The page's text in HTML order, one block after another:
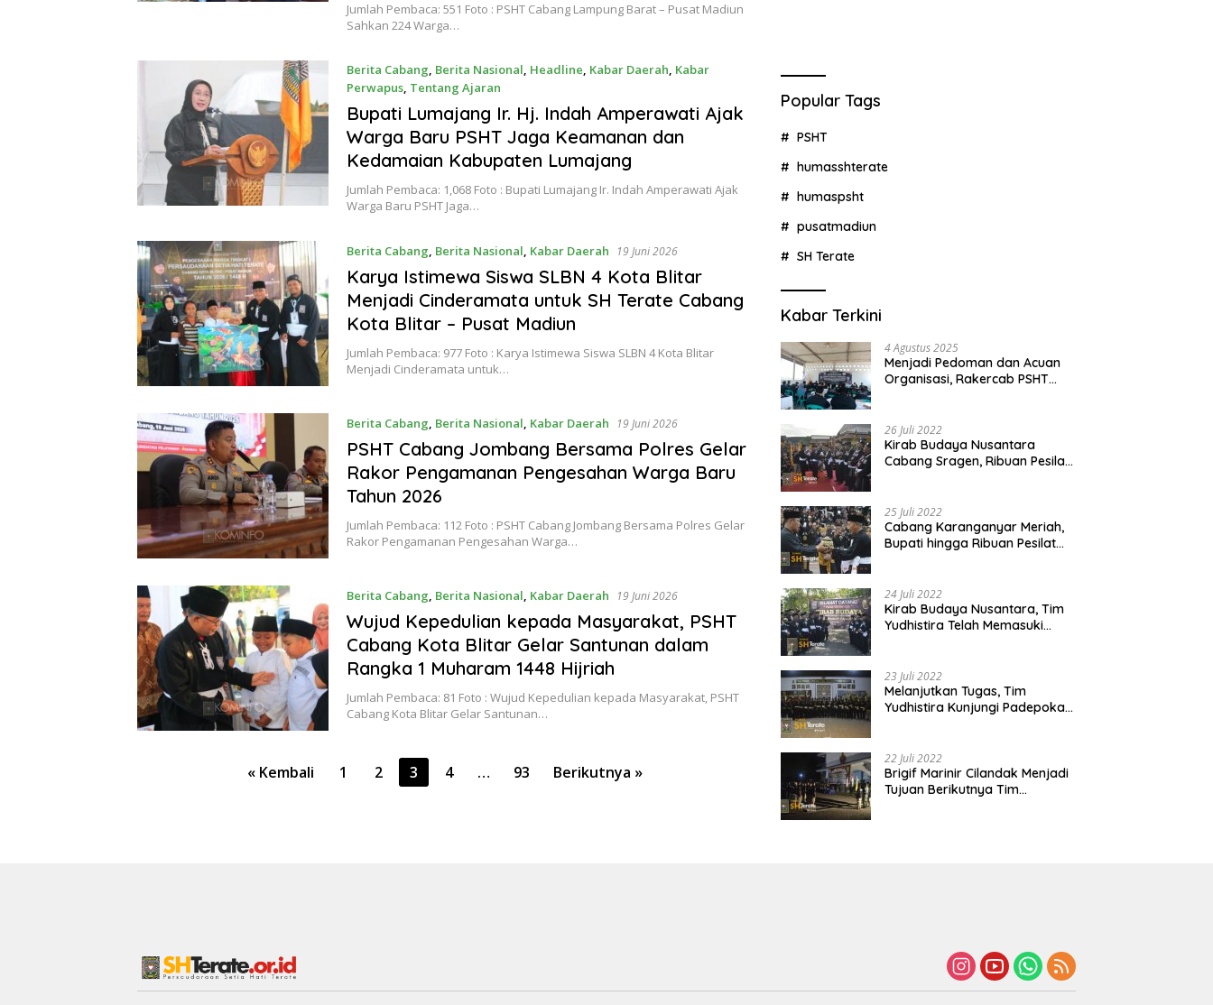
Jumlah Pembaca: 551 Foto : PSHT Cabang Lampung Barat – Pusat Madiun
Sahkan 224 Warga…
Berita Cabang, Berita Nasional, Headline, Kabar Daerah, Kabar
Perwapus, Tentang Ajaran
20 Juni 2026
Bupati Lumajang Ir. Hj. Indah Amperawati Ajak
Warga Baru PSHT Jaga Keamanan dan
Kedamaian Kabupaten Lumajang
Jumlah Pembaca: 1,068 Foto : Bupati Lumajang Ir. Indah Amperawati Ajak
Warga Baru PSHT Jaga…
Berita Cabang, Berita Nasional, Kabar Daerah 19 Juni 2026
Karya Istimewa Siswa SLBN 4 Kota Blitar
Menjadi Cinderamata untuk SH Terate Cabang
Kota Blitar – Pusat Madiun
Jumlah Pembaca: 977 Foto : Karya Istimewa Siswa SLBN 4 Kota Blitar
Menjadi Cinderamata untuk…
Berita Cabang, Berita Nasional, Kabar Daerah 19 Juni 2026
PSHT Cabang Jombang Bersama Polres Gelar
Rakor Pengamanan Pengesahan Warga Baru
Tahun 2026
Jumlah Pembaca: 112 Foto : PSHT Cabang Jombang Bersama Polres Gelar
Rakor Pengamanan Pengesahan Warga…
Berita Cabang, Berita Nasional, Kabar Daerah 19 Juni 2026
Wujud Kepedulian kepada Masyarakat, PSHT
Cabang Kota Blitar Gelar Santunan dalam
Rangka 1 Muharam 1448 Hijriah
Jumlah Pembaca: 81 Foto : Wujud Kepedulian kepada Masyarakat, PSHT
Cabang Kota Blitar Gelar Santunan…
« Kembali 1 2 3 4 … 93 Berikutnya »
Popular Tags
PSHT
humasshterate
humaspsht
pusatmadiun
SH Terate
Kabar Terkini
4 Agustus 2025
Menjadi Pedoman dan Acuan
Organisasi, Rakercab PSHT
Kerja, Berjalan Lancar dan
Sukses
26 Juli 2022
Kirab Budaya Nusantara
Cabang Sragen, Ribuan Pesilat
25 Juli 2022
Cabang Karanganyar Meriah,
Bupati hingga Ribuan Pesilat
24 Juli 2022
Kirab Budaya Nusantara, Tim
Yudhistira Telah Memasuki
23 Juli 2022
Melanjutkan Tugas, Tim
Yudhistira Kunjungi Padepokan
22 Juli 2022
Brigif Marinir Cilandak Menjadi
Tujuan Berikutnya Tim